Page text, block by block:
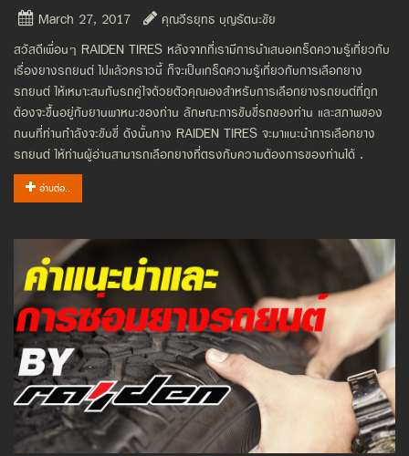
March 27, 2017
คุณวีรยุทธ บุญรัตนะชัย
สวัสดีเพื่อนๆ RAIDEN TIRES หลังจากที่เรามีการนำเสนอเกร็ดความรู้เกี่ยวกับ
เรื่องยางรถยนต์ ไปแล้วคราวนี้ ก็จะเป็นเกร็ดความรู้เกี่ยวกับการเลือกยาง
รถยนต์ ให้เหมาะสมกับรถคู่ใจด้วยตัวคุณเองสำหรับการเลือกยางรถยนต์ที่ถูก
ต้องจะขึ้นอยู่กับยานพาหนะของท่าน ลักษณะการขับขี่รถของท่าน และสภาพของ
ถนนที่ท่านกำลังจะขับขี่ ดังนั้นทาง RAIDEN TIRES จะมาแนะนำการเลือกยาง
รถยนต์ ให้ท่านผู้อ่านสามารถเลือกยางที่ตรงกับความต้องการของท่านได้ .
อ่านต่อ..